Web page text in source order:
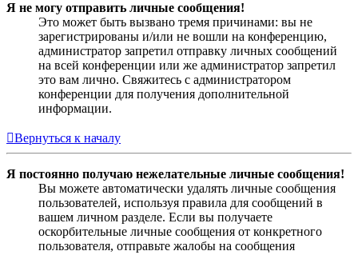
Я не могу отправить личные сообщения!
Это может быть вызвано тремя причинами: вы не
зарегистрированы и/или не вошли на конференцию,
администратор запретил отправку личных сообщений
на всей конференции или же администратор запретил
это вам лично. Свяжитесь с администратором
конференции для получения дополнительной
информации.
Вернуться к началу
Я постоянно получаю нежелательные личные сообщения!
Вы можете автоматически удалять личные сообщения
пользователей, используя правила для сообщений в
вашем личном разделе. Если вы получаете
оскорбительные личные сообщения от конкретного
пользователя, отправьте жалобы на сообщения